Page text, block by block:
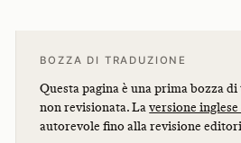
BOZZA DI TRADUZIONE
Questa pagina è una prima bozza
non revisionata. Laversione
autorevole fino alla revisione